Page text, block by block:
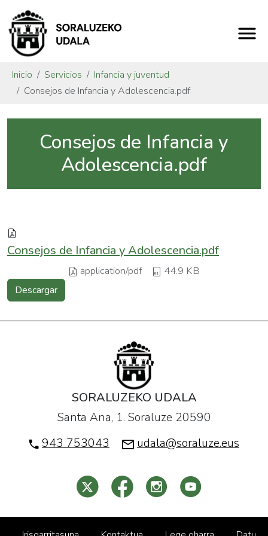
Inicio Servicios
Infancia y juventud
Consejos de Infancia y Adolescencia.pdf
Consejos de Infancia y
Adolescencia.pdf
Consejos de Infancia y Adolescencia.pdf
application/pdf 44.9 KB
Descargar
SORALUZEKO UDALA
Santa Ana, 1. Soraluze 20590
943 753043
udala@soraluze.eus